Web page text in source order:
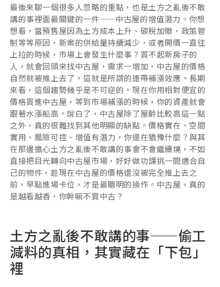
最後來聊一個很多人忽略的重點，也是土方之亂後不敢
講的事裡面最關鍵的一件——中古屋的增值潛力。你想
想看，當預售屋因為土方成本上升、碳稅加徵、政策管
制等等原因，新案的供給量持續減少，或者開價一直往
上拉的時候，市場上會發生什麼事？買不起新房子的
人，就會回頭來找中古屋，需求一增加，中古屋的價格
自然就被推上去了，這就是所謂的連帶補漲效應。長期
來看，這個趨勢幾乎是不可逆的。現在你用相對便宜的
價格買進中古屋，等到市場補漲的時候，你的資產就會
跟著水漲船高。說白了，中古屋除了屋齡比較高這一點
之外，真的很難找到其他明顯的缺點。價格實在、空間
實用、風險可控、增值有潛力，你還在猶豫什麼？與其
在那邊擔心土方之亂後不敢講的事會不會繼續燒，不如
直接把目光轉向中古屋市場，好好做功課挑一間適合自
己的物件，趁現在中古屋的價格還沒被完全推上去之
前，早點進場卡位，才是最聰明的操作。中古屋，真的
是越看越香，你幹嘛不買中古？
土方之亂後不敢講的事——偷工
減料的真相，其實藏在「下包」
裡